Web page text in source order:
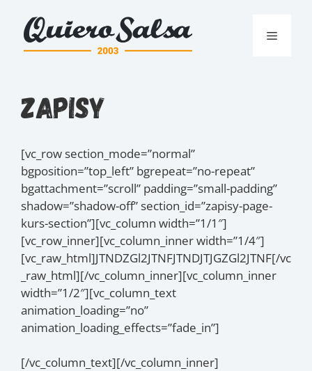
treści
Menu
Zapisy
[vc_row section_mode=”normal”
bgposition=”top_left” bgrepeat=”no-repeat”
bgattachment=”scroll” padding=”small-padding”
shadow=”shadow-off” section_id=”zapisy-page-
kurs-section”][vc_column width=”1/1″]
[vc_row_inner][vc_column_inner width=”1/4″]
[vc_raw_html]JTNDZGl2JTNFJTNDJTJGZGl2JTNF[/vc
_raw_html][/vc_column_inner][vc_column_inner
width=”1/2″][vc_column_text
animation_loading=”no”
animation_loading_effects=”fade_in”]
[/vc_column_text][/vc_column_inner]